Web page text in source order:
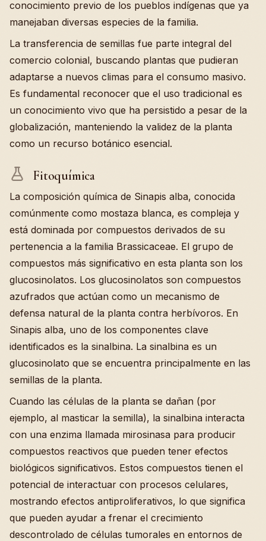
conocimiento previo de los pueblos indígenas que ya
manejaban diversas especies de la familia.
La transferencia de semillas fue parte integral del
comercio colonial, buscando plantas que pudieran
adaptarse a nuevos climas para el consumo masivo.
Es fundamental reconocer que el uso tradicional es
un conocimiento vivo que ha persistido a pesar de la
globalización, manteniendo la validez de la planta
como un recurso botánico esencial.
Fitoquímica
La composición química de Sinapis alba, conocida
comúnmente como mostaza blanca, es compleja y
está dominada por compuestos derivados de su
pertenencia a la familia Brassicaceae. El grupo de
compuestos más significativo en esta planta son los
glucosinolatos. Los glucosinolatos son compuestos
azufrados que actúan como un mecanismo de
defensa natural de la planta contra herbívoros. En
Sinapis alba, uno de los componentes clave
identificados es la sinalbina. La sinalbina es un
glucosinolato que se encuentra principalmente en las
semillas de la planta.
Cuando las células de la planta se dañan (por
ejemplo, al masticar la semilla), la sinalbina interacta
con una enzima llamada mirosinasa para producir
compuestos reactivos que pueden tener efectos
biológicos significativos. Estos compuestos tienen el
potencial de interactuar con procesos celulares,
mostrando efectos antiproliferativos, lo que significa
que pueden ayudar a frenar el crecimiento
descontrolado de células tumorales en entornos de